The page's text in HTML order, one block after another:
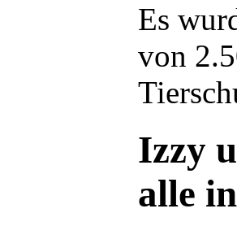
Es
von
Izzy
alle